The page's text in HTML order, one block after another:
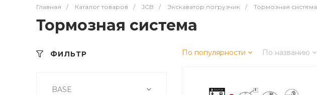
Главная / Каталог товаров / JCB / Экскаватор погрузчик / Тормозная система
Тормозная система
ФИЛЬТР
BASE
По популярности По названию